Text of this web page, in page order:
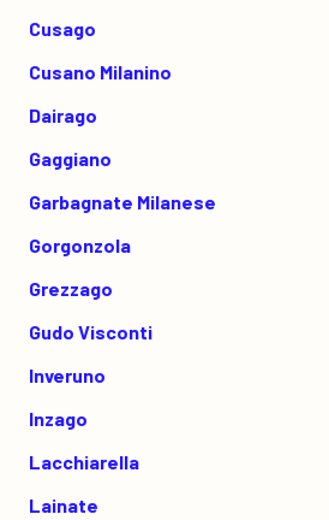
Cusago
Cusano Milanino
Dairago
Gaggiano
Garbagnate Milanese
Gorgonzola
Grezzago
Gudo Visconti
Inveruno
Inzago
Lacchiarella
Lainate